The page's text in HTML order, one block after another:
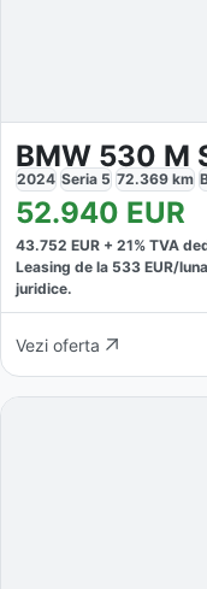
BMW 530 M
2024 Seria 5 72.369 km
52.940 EUR
43.752 EUR + 21% TVA
Leasing de la 533 EUR/luna
juridice.
Vezi oferta